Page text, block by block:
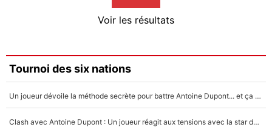
Faris Moumbagna
5%
Un autre joueur
5%
Voir les résultats
Tournoi des six nations
Un joueur dévoile la méthode secrète pour battre Antoine Dupont... et ça marche !
Clash avec Antoine Dupont : Un joueur réagit aux tensions avec la star du XV de France !